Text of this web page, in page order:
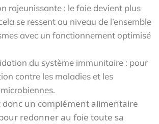
rajeunissante : le foie devient plus
se ressent au niveau de l’ensemble
avec un fonctionnement optimisé
du système immunitaire : pour
contre les maladies et les
donc un complément alimentaire
redonner au foie toute sa